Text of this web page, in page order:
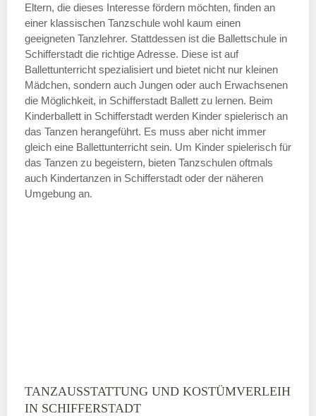
Freitag
—
ÖFFNUNGSZEITEN HINZUFÜGEN
Samstag
Eltern, die dieses Interesse fördern möchten, finden an
einer klassischen Tanzschule wohl kaum einen
geeigneten Tanzlehrer. Stattdessen ist die Ballettschule in
Schifferstadt die richtige Adresse. Diese ist auf
Ballettunterricht spezialisiert und bietet nicht nur kleinen
Mädchen, sondern auch Jungen oder auch Erwachsenen
die Möglichkeit, in Schifferstadt Ballett zu lernen. Beim
Kinderballett in Schifferstadt werden Kinder spielerisch an
das Tanzen herangeführt. Es muss aber nicht immer
gleich eine Ballettunterricht sein. Um Kinder spielerisch für
das Tanzen zu begeistern, bieten Tanzschulen oftmals
auch Kindertanzen in Schifferstadt oder der näheren
Umgebung an.
TANZAUSSTATTUNG UND KOSTÜMVERLEIH
IN SCHIFFERSTADT